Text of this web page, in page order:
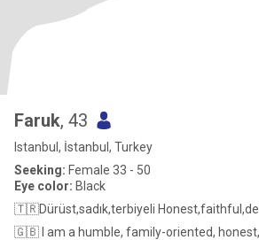
Faruk, 43
Istanbul, İstanbul, Turkey
Seeking: Female 33 - 50
Eye color: Black
🇹🇷Dürüst,sadık,terbiyeli
🇬🇧 I am a humble, family-oriented,